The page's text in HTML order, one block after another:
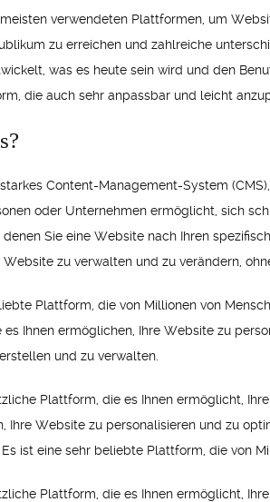
verwendeten Plattformen, um
zu erreichen und zahlreiche
was es heute sein wird und den
die auch sehr anpassbar und leicht
Content-Management-System
oder Unternehmen ermöglicht, sich
Sie eine Website nach Ihren
zu verwalten und zu verändern,
Plattform, die von Millionen von
es Ihnen ermöglichen, Ihre Website zu
und zu verwalten.
Plattform, die es Ihnen ermöglicht,
Ihre Website zu personalisieren und zu
ist eine sehr beliebte Plattform, die von
Plattform, die es Ihnen ermöglicht,